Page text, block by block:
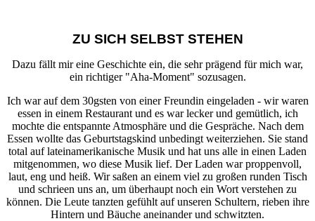
ZU SICH SELBST STEHEN
Dazu fällt mir eine Geschichte ein, die sehr prägend für mich war,
ein richtiger "Aha-Moment" sozusagen.
Ich war auf dem 30gsten von einer Freundin eingeladen - wir waren
essen in einem Restaurant und es war lecker und gemütlich, ich
mochte die entspannte Atmosphäre und die Gespräche. Nach dem
Essen wollte das Geburtstagskind unbedingt weiterziehen. Sie stand
total auf lateinamerikanische Musik und hat uns alle in einen Laden
mitgenommen, wo diese Musik lief. Der Laden war proppenvoll,
laut, eng und heiß. Wir saßen an einem viel zu großen runden Tisch
und schrieen uns an, um überhaupt noch ein Wort verstehen zu
können. Die Leute tanzten gefühlt auf unseren Schultern, rieben ihre
Hintern und Bäuche aneinander und schwitzten.